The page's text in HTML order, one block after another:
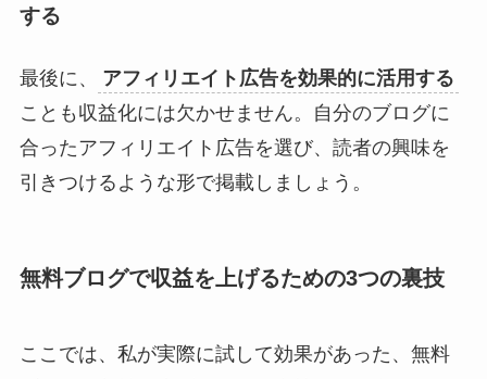
する
最後に、
アフィリエイト広告を効果的に活用する
ことも収益化には欠かせません。自分のブログに
合ったアフィリエイト広告を選び、読者の興味を
引きつけるような形で掲載しましょう。
無料ブログで収益を上げるための3つの裏技
ここでは、私が実際に試して効果があった、無料